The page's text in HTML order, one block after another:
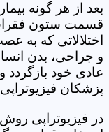
بعد از هر گونه
قسمت ستون
اختلالاتی که
و جراحی، بدن
عادی خود بازگردد
پزشکان
در فیزیوتراپی